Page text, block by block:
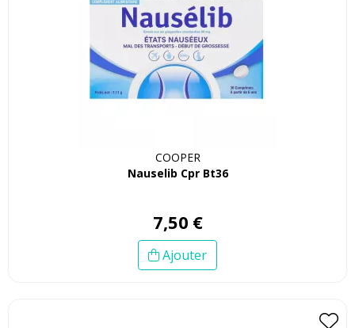
COOPER
Nauselib Cpr Bt36
7,50 €
Ajouter